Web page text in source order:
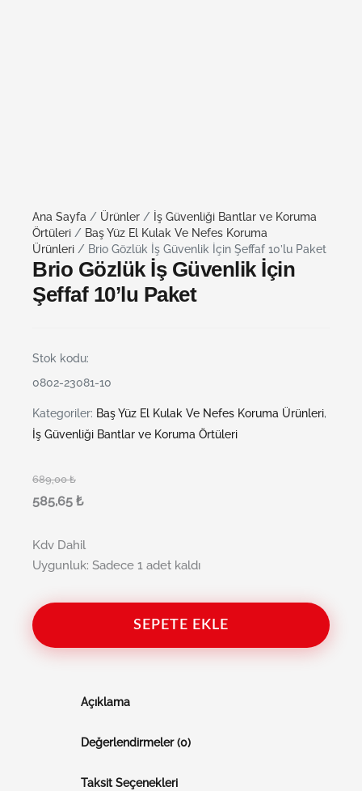
Ana Sayfa / Ürünler / İş Güvenliği Bantlar ve Koruma
Örtüleri / Baş Yüz El Kulak Ve Nefes Koruma
Ürünleri / Brio Gözlük İş Güvenlik İçin Şeffaf 10’lu Paket
Brio Gözlük İş Güvenlik İçin
Şeffaf 10’lu Paket
Stok kodu:
0802-23081-10
Kategoriler: Baş Yüz El Kulak Ve Nefes Koruma Ürünleri,
İş Güvenliği Bantlar ve Koruma Örtüleri
689,00₺
585,65 ₺
Kdv Dahil
Uygunluk: Sadece 1 adet kaldı
SEPETE EKLE
Açıklama
Değerlendirmeler (0)
Taksit Seçenekleri